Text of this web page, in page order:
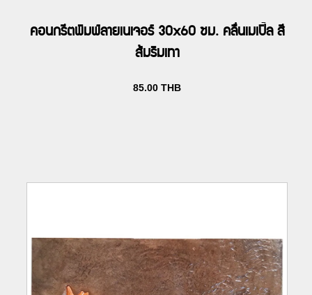
คอนกรีตพิมพ์ลายเนเจอร์ 30x60 ซม. คลื่นเมเปิ้ล สี
ส้มริมเทา
85.00 THB